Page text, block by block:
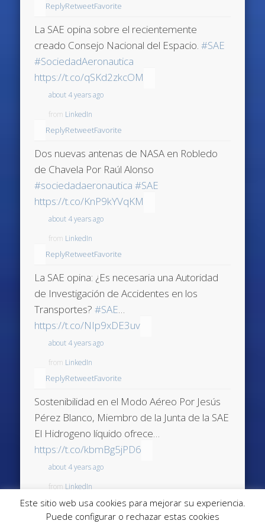
ReplyRetweetFavorite
La SAE opina sobre el recientemente
creado Consejo Nacional del Espacio.#SAE
#SociedadAeronautica
https://t.co/qSKd2zkcOM
about 4 years ago
from LinkedIn
ReplyRetweetFavorite
Dos nuevas antenas de NASA en Robledo
de Chavela Por Raúl Alonso
#sociedadaeronautica #SAE
https://t.co/KnP9kYVqKM
about 4 years ago
from LinkedIn
ReplyRetweetFavorite
La SAE opina: ¿Es necesaria una Autoridad
de Investigación de Accidentes en los
Transportes?#SAE…
https://t.co/NIp9xDE3uv
about 4 years ago
from LinkedIn
ReplyRetweetFavorite
Sostenibilidad en el Modo Aéreo Por Jesús
Pérez Blanco, Miembro de la Junta de la SAE
El Hidrogeno líquido ofrece…
https://t.co/kbmBg5jPD6
about 4 years ago
from LinkedIn
ReplyRetweet Favorite
Este sitio web usa cookies para mejorar su experiencia.
Puede configurar o rechazar estas cookies